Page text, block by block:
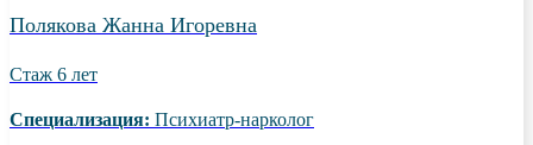
Полякова Жанна Игоревна
Стаж 6 лет
Специализация: Психиатр-нарколог